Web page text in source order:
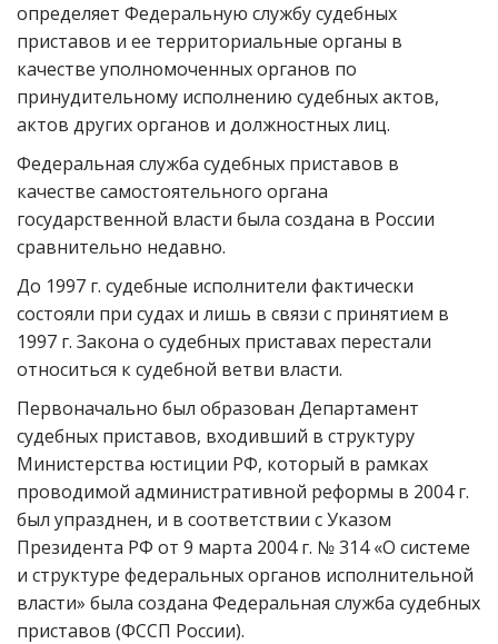
определяет Федеральную службу судебных
приставов и ее территориальные органы в
качестве уполномоченных органов по
принудительному исполнению судебных актов,
актов других органов и должностных лиц.
Федеральная служба судебных приставов в
качестве самостоятельного органа
государственной власти была создана в России
сравнительно недавно.
До 1997 г. судебные исполнители фактически
состояли при судах и лишь в связи с принятием в
1997 г. Закона о судебных приставах перестали
относиться к судебной ветви власти.
Первоначально был образован Департамент
судебных приставов, входивший в структуру
Министерства юстиции РФ, который в рамках
проводимой административной реформы в 2004 г.
был упразднен, и в соответствии с Указом
Президента РФ от 9 марта 2004 г. № 314 «О системе
и структуре федеральных органов исполнительной
власти» была создана Федеральная служба судебных
приставов (ФССП России).